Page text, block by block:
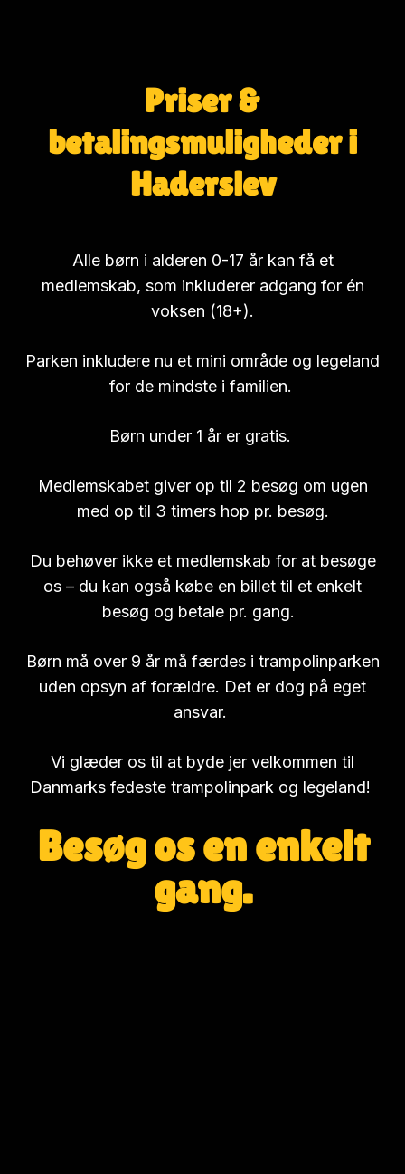
Priser &
betalingsmuligheder i
Haderslev
Alle børn i alderen 0-17 år kan få et
medlemskab, som inkluderer adgang for én
voksen (18+).
Parken inkludere nu et mini område og legeland
for de mindste i familien.
Børn under 1 år er gratis.
Medlemskabet giver op til 2 besøg om ugen
med op til 3 timers hop pr. besøg.
Du behøver ikke et medlemskab for at besøge
os – du kan også købe en billet til et enkelt
besøg og betale pr. gang.
Børn må over 9 år må færdes i trampolinparken
uden opsyn af forældre. Det er dog på eget
ansvar.
Vi glæder os til at byde jer velkommen til
Danmarks fedeste trampolinpark og legeland!
Besøg os en enkelt
gang.